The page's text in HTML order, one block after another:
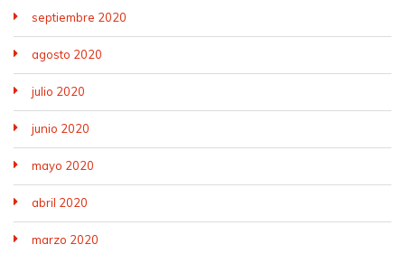
septiembre 2020
agosto 2020
julio 2020
junio 2020
mayo 2020
abril 2020
marzo 2020